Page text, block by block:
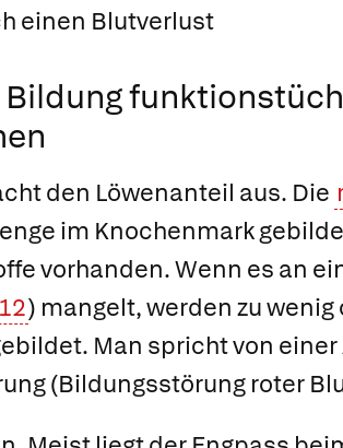
einen Blutverlust
den Löwenanteil aus. Die
im Knochenmark
vorhanden. Wenn es an
) mangelt, werden zu
Man spricht von einer
(Bildungsstörung roter